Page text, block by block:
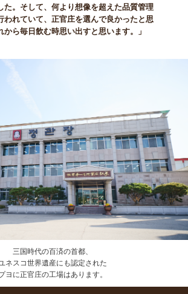
た。そして、何より想像を超えた品質管理
われていて、正官庄を選んで良かったと思
から毎日飲む時思い出すと思います。」
三国時代の百済の首都、
ネスコ世界遺産にも認定された
ヨに正官庄の工場はあります。